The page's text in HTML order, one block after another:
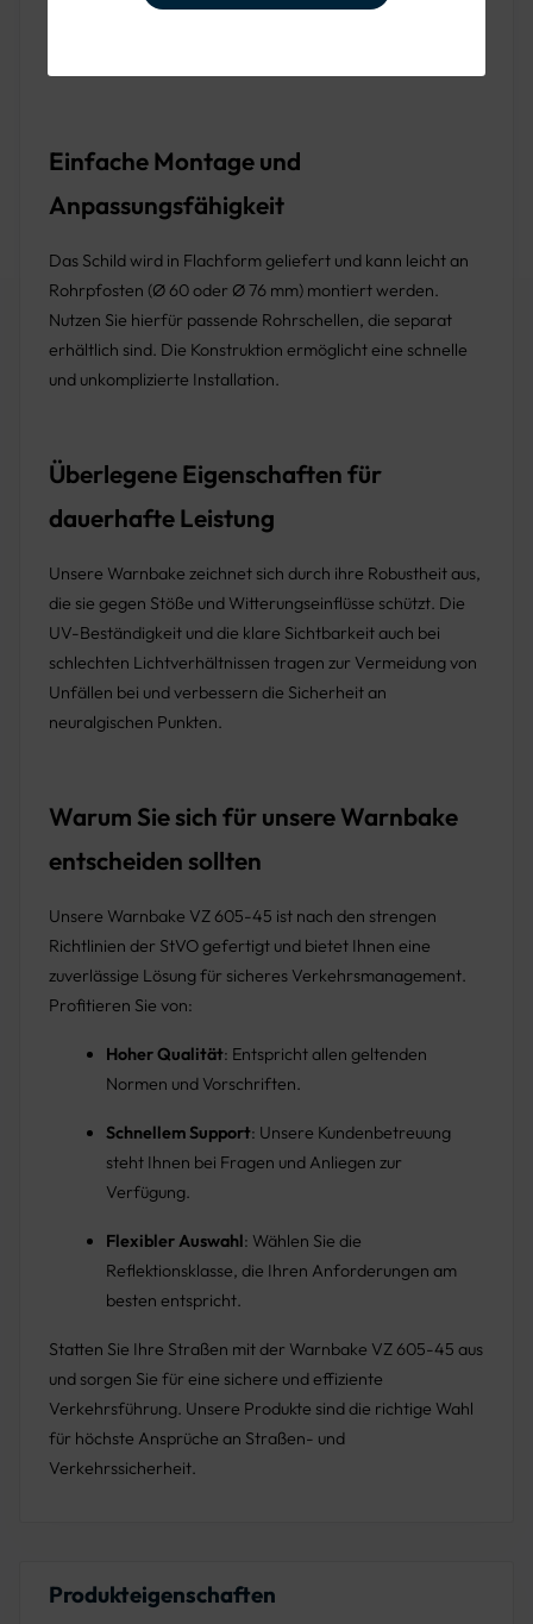
Einfache Montage und
Anpassungsfähigkeit
Das Schild wird in Flachform geliefert und kann leicht an
Rohrpfosten (Ø 60 oder Ø 76 mm) montiert werden.
Nutzen Sie hierfür passende Rohrschellen, die separat
erhältlich sind. Die Konstruktion ermöglicht eine schnelle
und unkomplizierte Installation.
Überlegene Eigenschaften für
dauerhafte Leistung
Unsere Warnbake zeichnet sich durch ihre Robustheit aus,
die sie gegen Stöße und Witterungseinflüsse schützt. Die
UV-Beständigkeit und die klare Sichtbarkeit auch bei
schlechten Lichtverhältnissen tragen zur Vermeidung von
Unfällen bei und verbessern die Sicherheit an
neuralgischen Punkten.
Warum Sie sich für unsere Warnbake
entscheiden sollten
Unsere Warnbake VZ 605-45 ist nach den strengen
Richtlinien der StVO gefertigt und bietet Ihnen eine
zuverlässige Lösung für sicheres Verkehrsmanagement.
Profitieren Sie von:
Hoher Qualität: Entspricht allen geltenden
Normen und Vorschriften.
Schnellem Support: Unsere Kundenbetreuung
steht Ihnen bei Fragen und Anliegen zur
Verfügung.
Flexibler Auswahl: Wählen Sie die
Reflektionsklasse, die Ihren Anforderungen am
besten entspricht.
Statten Sie Ihre Straßen mit der Warnbake VZ 605-45 aus
und sorgen Sie für eine sichere und effiziente
Verkehrsführung. Unsere Produkte sind die richtige Wahl
für höchste Ansprüche an Straßen- und
Verkehrssicherheit.
Produkteigenschaften